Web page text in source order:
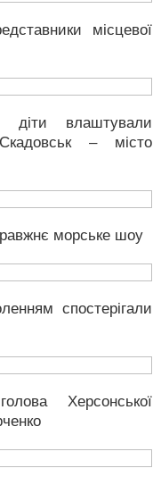
місцевої
діти влаштували
– місто
морське шоу
спостерігали
Херсонської